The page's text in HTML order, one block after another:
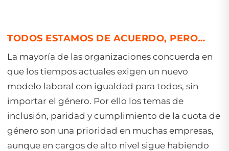
TODOS ESTAMOS DE ACUERDO, PERO…
La mayoría de las organizaciones concuerda en
que los tiempos actuales exigen un nuevo
modelo laboral con igualdad para todos, sin
importar el género. Por ello los temas de
inclusión, paridad y cumplimiento de la cuota de
género son una prioridad en muchas empresas,
aunque en cargos de alto nivel sigue habiendo